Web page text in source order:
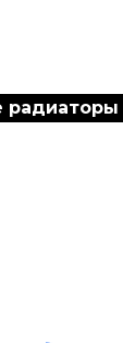
радиаторы